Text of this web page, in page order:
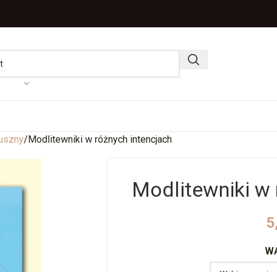
Modlitewniki w różnych intencjach
Modlitewniki w